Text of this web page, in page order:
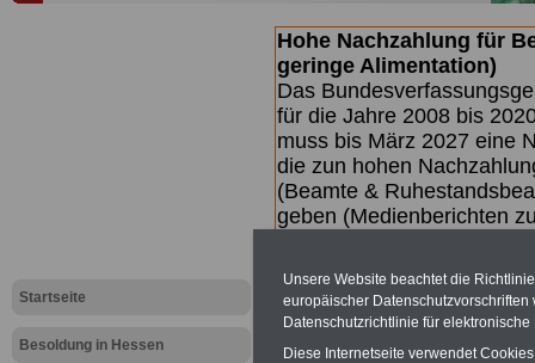
Startseite
Besoldung in Hessen
Hohe Nachzahlung für
geringe Alimentation)
Das
für die Jahre 2008 bis
muss bis März 2027 eine
die zun hohen
(Beamte &
geben (Medienberichten
des Gesetzentwurfs der
(wahrscheinlich im
Broschüre
Unsere Website beachtet die
europäischer
Datenschutzrichtlinie für
Diese Internetseite verwendet